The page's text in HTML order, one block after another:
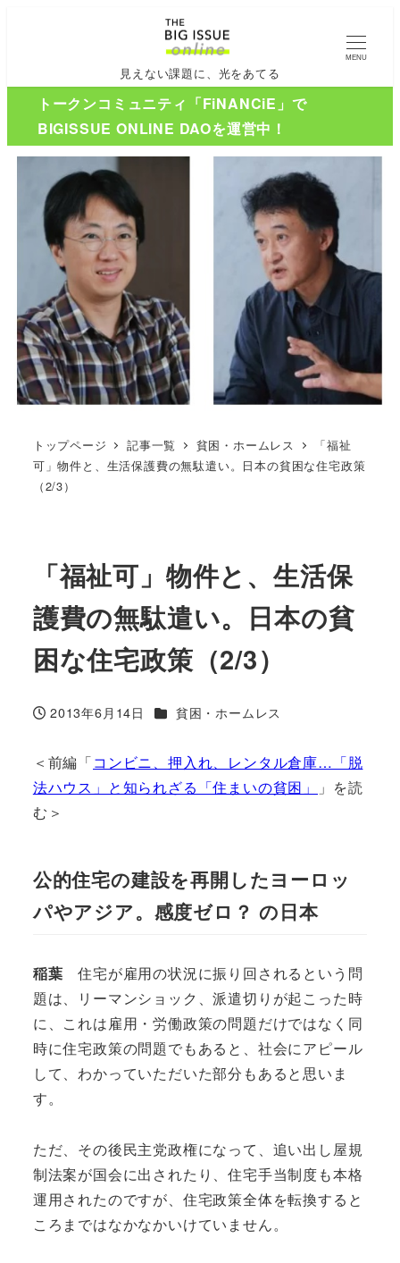
見えない課題に、光をあてる
MENU
トークンコミュニティ「FiNANCiE」で
BIGISSUE ONLINE DAOを運営中！
トップページ 記事一覧 貧困・ホームレス
「福祉
可」物件と、生活保護費の無駄遣い。日本の貧困な住宅政策
（2/3）
「福祉可」物件と、生活保
護費の無駄遣い。日本の貧
困な住宅政策（2/3）
投稿日
2013年6月14日 カテゴリー
貧困・ホームレス
＜前編「コンビニ、押入れ、レンタル倉庫…「脱
法ハウス」と知られざる「住まいの貧困」
」を読
む＞
公的住宅の建設を再開したヨーロッ
パやアジア。感度ゼロ？ の日本
稲葉 住宅が雇用の状況に振り回されるという問
題は、リーマンショック、派遣切りが起こった時
に、これは雇用・労働政策の問題だけではなく同
時に住宅政策の問題でもあると、社会にアピール
して、わかっていただいた部分もあると思いま
す。
ただ、その後民主党政権になって、追い出し屋規
制法案が国会に出されたり、住宅手当制度も本格
運用されたのですが、住宅政策全体を転換すると
ころまではなかなかいけていません。